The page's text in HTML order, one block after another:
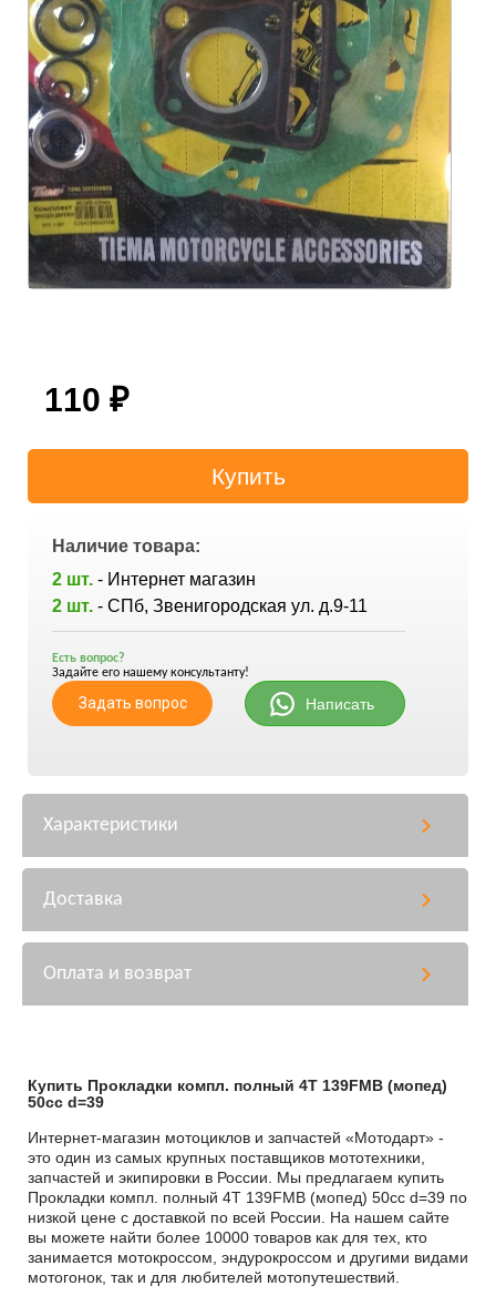
110 ₽
Наличие товара:
2 шт. - Интернет магазин
2 шт. - СПб, Звенигородская ул. д.9-11
Есть вопрос?
Задайте его нашему консультанту!
Задать вопрос Написать
Характеристики
Доставка
Оплата и возврат
Купить Прокладки компл. полный 4T 139FMB (мопед)
50сс d=39
Интернет-магазин мотоциклов и запчастей «Мотодарт» -
это один из самых крупных поставщиков мототехники,
запчастей и экипировки в России. Мы предлагаем купить
Прокладки компл. полный 4T 139FMB (мопед) 50сс d=39 по
низкой цене с доставкой по всей России. На нашем сайте
вы можете найти более 10000 товаров как для тех, кто
занимается мотокроссом, эндурокроссом и другими видами
мотогонок, так и для любителей мотопутешествий.